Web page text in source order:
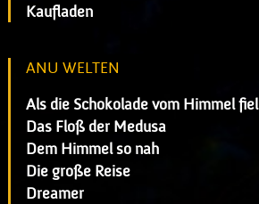
Kaufladen
ANU WELTEN
Als die Schokolade vom Himmel fiel
Das Floß der Medusa
Dem Himmel so nah
Die große Reise
Dreamer